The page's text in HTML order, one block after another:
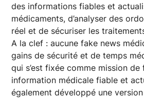
des informations fiables et
médicaments, d’analyser des
réel et de sécuriser les
A la clef : aucune fake news
gains de sécurité et de temps
qui s’est fixée comme mission
information médicale fiable et
également développé une